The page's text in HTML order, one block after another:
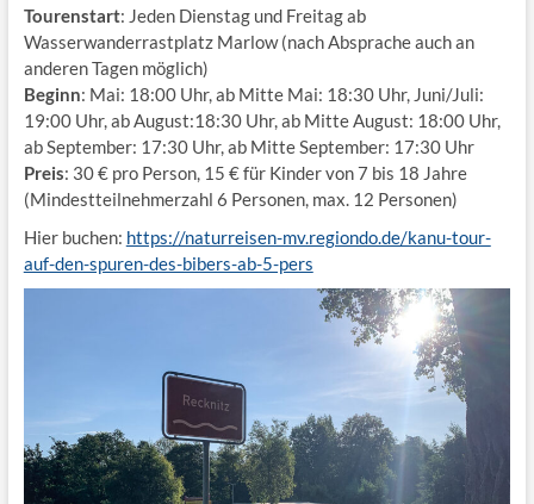
Tourenstart: Jeden Dienstag und Freitag ab
Wasserwanderrastplatz Marlow (nach Absprache auch an
anderen Tagen möglich)
Beginn: Mai: 18:00 Uhr, ab Mitte Mai: 18:30 Uhr, Juni/Juli:
19:00 Uhr, ab August:18:30 Uhr, ab Mitte August: 18:00 Uhr,
ab September: 17:30 Uhr, ab Mitte September: 17:30 Uhr
Preis: 30 € pro Person, 15 € für Kinder von 7 bis 18 Jahre
(Mindestteilnehmerzahl 6 Personen, max. 12 Personen)
Hier buchen: https://naturreisen-mv.regiondo.de/kanu-tour-
auf-den-spuren-des-bibers-ab-5-pers